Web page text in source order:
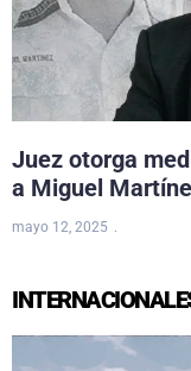
Juez otorga
a Miguel
mayo 12, 2025